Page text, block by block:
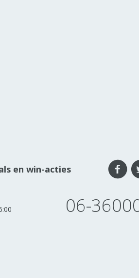
en win-acties
06-